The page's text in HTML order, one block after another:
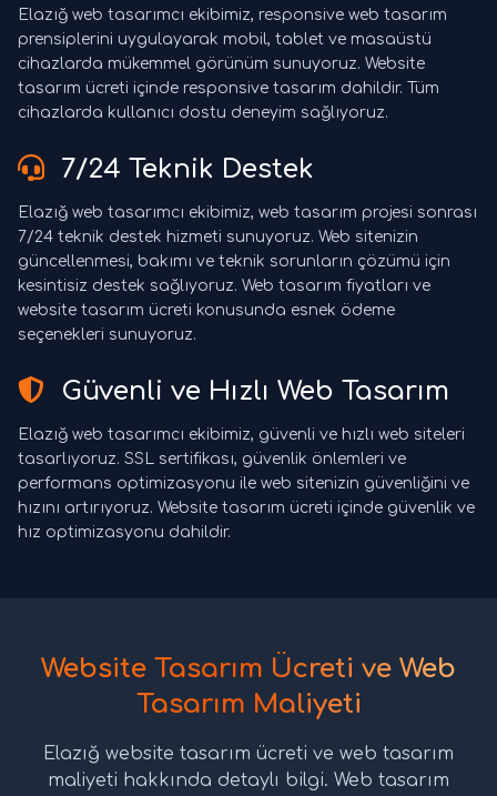
Elazığ web tasarımcı ekibimiz, responsive web tasarım
prensiplerini uygulayarak mobil, tablet ve masaüstü
cihazlarda mükemmel görünüm sunuyoruz. Website
tasarım ücreti içinde responsive tasarım dahildir. Tüm
cihazlarda kullanıcı dostu deneyim sağlıyoruz.
7/24 Teknik Destek
Elazığ web tasarımcı ekibimiz, web tasarım projesi sonrası
7/24 teknik destek hizmeti sunuyoruz. Web sitenizin
güncellenmesi, bakımı ve teknik sorunların çözümü için
kesintisiz destek sağlıyoruz. Web tasarım fiyatları ve
website tasarım ücreti konusunda esnek ödeme
seçenekleri sunuyoruz.
Güvenli ve Hızlı Web Tasarım
Elazığ web tasarımcı ekibimiz, güvenli ve hızlı web siteleri
tasarlıyoruz. SSL sertifikası, güvenlik önlemleri ve
performans optimizasyonu ile web sitenizin güvenliğini ve
hızını artırıyoruz. Website tasarım ücreti içinde güvenlik ve
hız optimizasyonu dahildir.
Website Tasarım Ücreti ve Web
Tasarım Maliyeti
Elazığ website tasarım ücreti ve web tasarım
maliyeti hakkında detaylı bilgi. Web tasarım